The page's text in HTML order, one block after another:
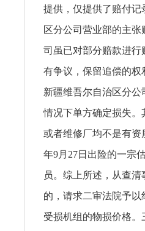
提供，仅提供了赔付
区分公司营业部的主
司虽已对部分赔款进
有争议，保留追偿的权
新疆维吾尔自治区分
情况下单方确定损失
或者维修厂均不是有资
年9月27日出险的一宗
员。综上所述，从查
的，请求二审法院予
受损机组的物损价格